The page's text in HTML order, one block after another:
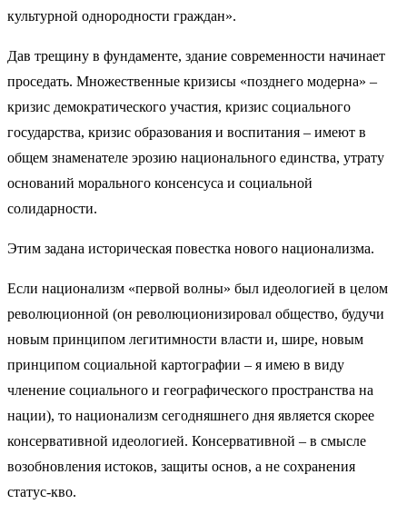
культурной однородности граждан».
Дав трещину в фундаменте, здание современности начинает
проседать. Множественные кризисы «позднего модерна» –
кризис демократического участия, кризис социального
государства, кризис образования и воспитания – имеют в
общем знаменателе эрозию национального единства, утрату
оснований морального консенсуса и социальной
солидарности.
Этим задана историческая повестка нового национализма.
Если национализм «первой волны» был идеологией в целом
революционной (он революционизировал общество, будучи
новым принципом легитимности власти и, шире, новым
принципом социальной картографии – я имею в виду
членение социального и географического пространства на
нации), то национализм сегодняшнего дня является скорее
консервативной идеологией. Консервативной – в смысле
возобновления истоков, защиты основ, а не сохранения
статус-кво.